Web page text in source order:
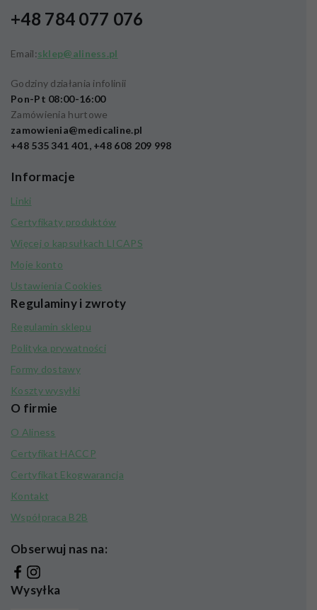
+48 784 077 076
Email:sklep@aliness.pl
Godziny działania infolinii
Pon-Pt 08:00-16:00
Zamówienia hurtowe
zamowienia@medicaline.pl
+48 535 341 401, +48 608 209 998
Informacje
Linki
Certyfikaty produktów
Więcej o kapsułkach LICAPS
Moje konto
Ustawienia Cookies
Regulaminy i zwroty
Regulamin sklepu
Polityka prywatności
Formy dostawy
Koszty wysyłki
O firmie
O Aliness
Certyfikat HACCP
Certyfikat Ekogwarancja
Kontakt
Współpraca B2B
Obserwuj nas na:
Wysyłka